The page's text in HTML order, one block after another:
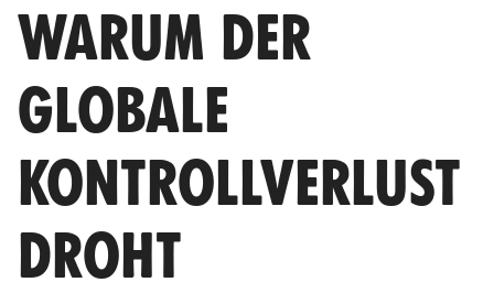
WARUM DER
GLOBALE
KONTROLLVERLUST
DROHT